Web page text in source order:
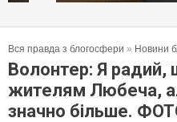
Вся правда з блогосфери » Новини
Волонтер: Я радий,
жителям Любеча,
значно більше.